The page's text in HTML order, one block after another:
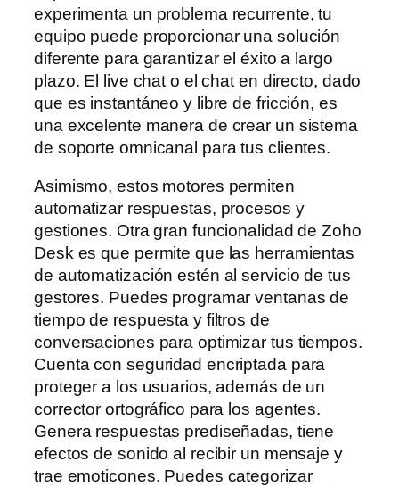
experimenta un problema recurrente, tu
equipo puede proporcionar una solución
diferente para garantizar el éxito a largo
plazo. El live chat o el chat en directo, dado
que es instantáneo y libre de fricción, es
una excelente manera de crear un sistema
de soporte omnicanal para tus clientes.
Asimismo, estos motores permiten
automatizar respuestas, procesos y
gestiones. Otra gran funcionalidad de Zoho
Desk es que permite que las herramientas
de automatización estén al servicio de tus
gestores. Puedes programar ventanas de
tiempo de respuesta y filtros de
conversaciones para optimizar tus tiempos.
Cuenta con seguridad encriptada para
proteger a los usuarios, además de un
corrector ortográfico para los agentes.
Genera respuestas prediseñadas, tiene
efectos de sonido al recibir un mensaje y
trae emoticones. Puedes categorizar